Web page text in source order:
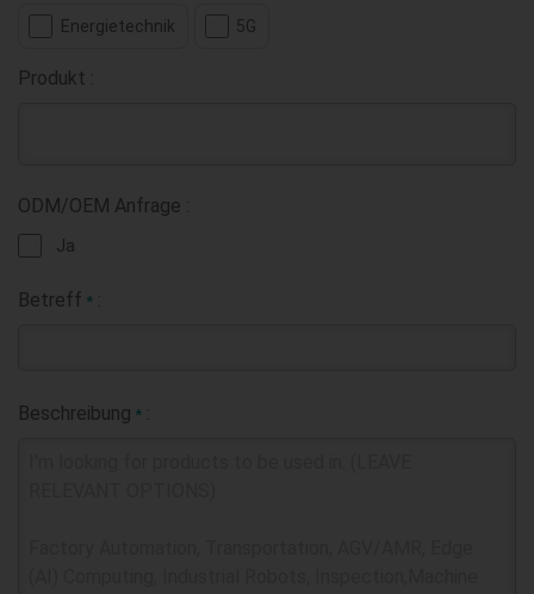
Energietechnik 5G
Produkt :
ODM/OEM Anfrage :
Ja
Betreff * :
Beschreibung * :